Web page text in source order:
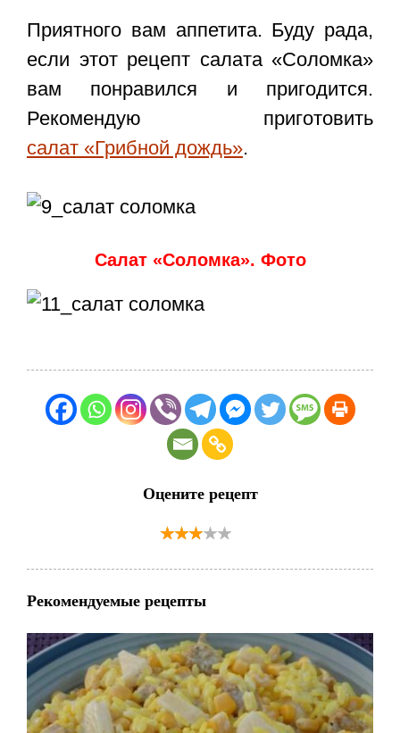
Приятного вам аппетита. Буду рада,
если этот рецепт салата «Соломка»
вам понравился и пригодится.
Рекомендую приготовить
салат «Грибной дождь».
Салат «Соломка». Фото
Оцените рецепт
Рекомендуемые рецепты